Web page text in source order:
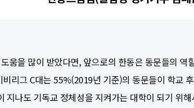
움을 많이 받았다면, 앞으로의 한동은 동문들의
리그 C대는 55%(2019년 기준)의 동문들이 학교
지나도 기독교 정체성을 지켜가는 대학이 되기 위